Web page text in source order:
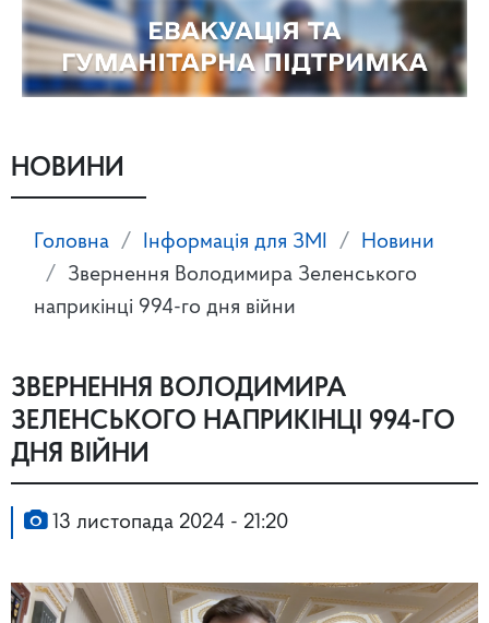
НОВИНИ
Головна Інформація для ЗМІ
Новини
Звернення Володимира Зеленського
наприкінці 994-го дня війни
ЗВЕРНЕННЯ ВОЛОДИМИРА
ЗЕЛЕНСЬКОГО НАПРИКІНЦІ 994-ГО
ДНЯ ВІЙНИ
13 листопада 2024 - 21:20